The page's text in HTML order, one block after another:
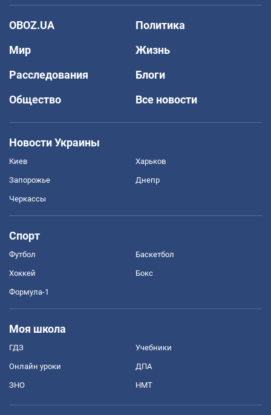
OBOZ.UA
Политика
Мир
Жизнь
Расследования
Блоги
Общество
Все новости
Новости Украины
Киев Харьков
Запорожье Днепр
Черкассы
Спорт
Футбол Баскетбол
Хоккей Бокс
Формула-1
Моя школа
ГДЗ Учебники
Онлайн уроки ДПА
ЗНО НМТ